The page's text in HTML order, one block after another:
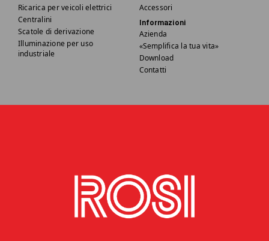
Ricarica per veicoli elettrici
Centralini
Scatole di derivazione
Illuminazione per uso
industriale
Accessori
Informazioni
Azienda
«Semplifica la tua vita»
Download
Contatti